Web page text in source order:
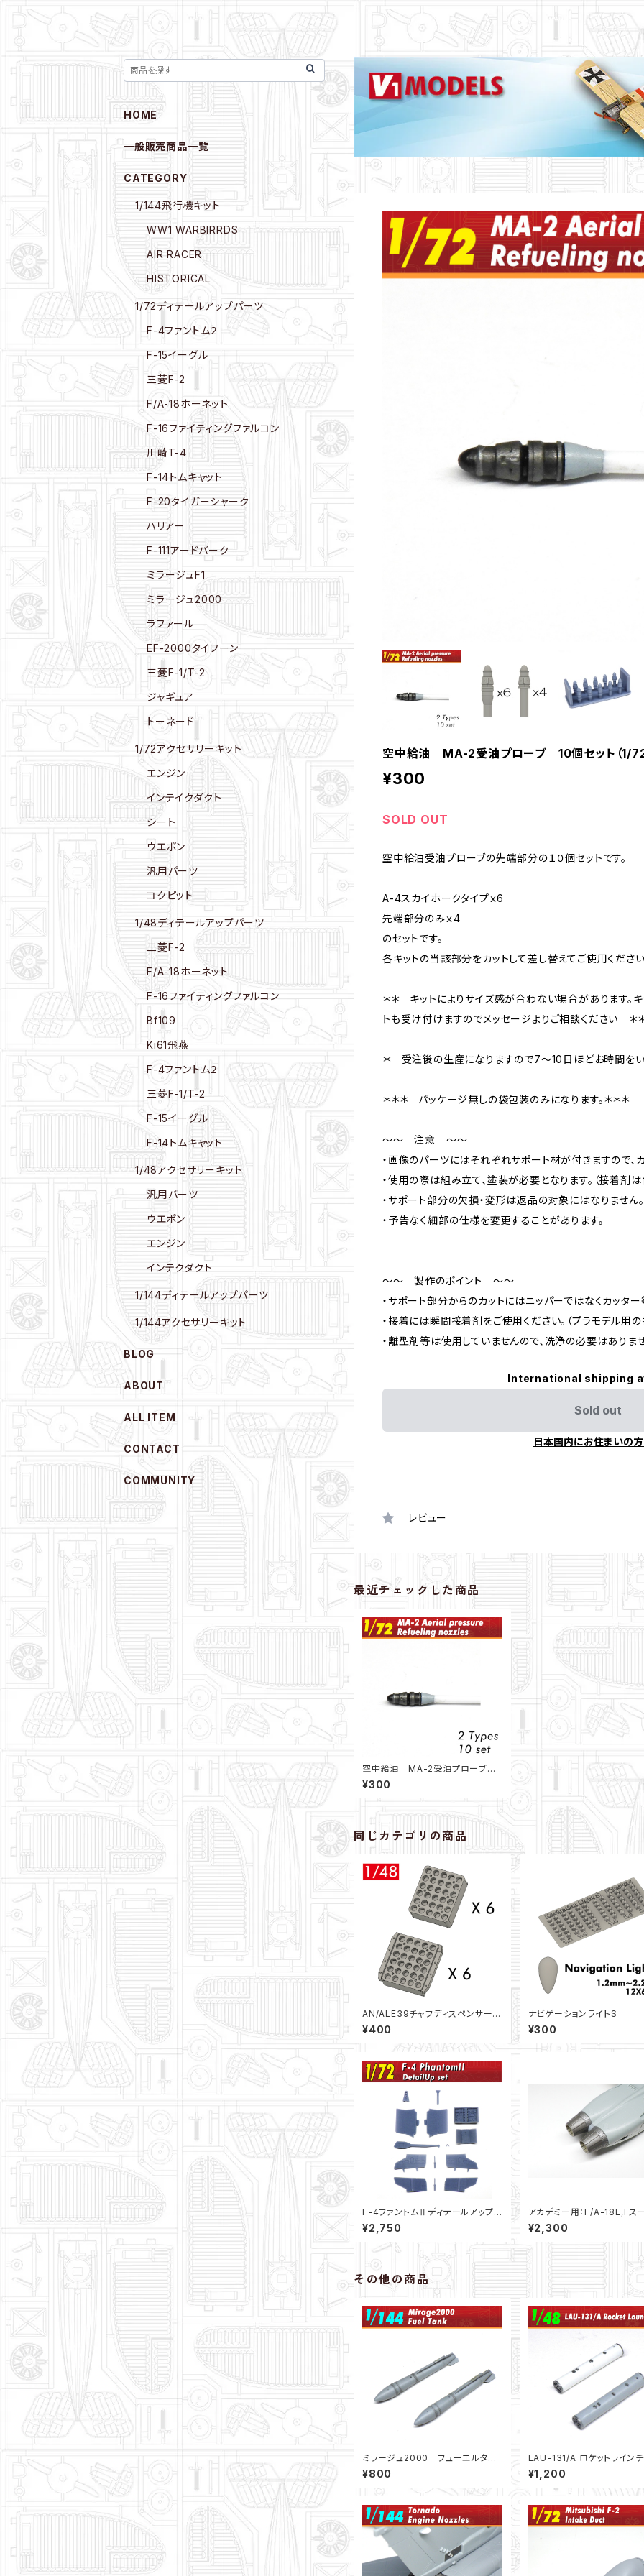
空中給油 MA-2受油プローブ 10個セット（1/72
¥300
SOLD OUT
空中給油受油プローブの先端部分の１０個セットです。
A-4スカイホークタイプｘ6
先端部分のみｘ4
のセットです。
各キットの当該部分をカットして差し替えてご使用ください
＊＊ キットによりサイズ感が合わない場合があります。
トも受け付けますのでメッセージよりご相談ください ＊
＊ 受注後の生産になりますので7～10日ほどお時間をい
＊＊＊ パッケージ無しの袋包装のみになります。＊＊＊
～～ 注意 ～～
・画像のパーツにはそれぞれサポート材が付きますので、
・使用の際は組み立て、塗装が必要となります。（接着剤は
・サポート部分の欠損・変形は返品の対象にはなりません。
・予告なく細部の仕様を変更することがあります。
～～ 製作のポイント ～～
・サポート部分からのカットにはニッパーではなくカッタ
・接着には瞬間接着剤をご使用ください。（プラモデル用
・離型剤等は使用していませんので、洗浄の必要はありま
International shipping
Sold out
日本国内にお住まいの
レビュー
最近チェックした商品
空中給油 MA-2受油プローブ 1
0個セット（1/72）
¥300
同じカテゴリの商品
AN/ALE39チャフディスペンサー1
2個セット（1/48）
¥400
ナビゲーションライトS
¥300
F-4ファントムⅡディテールアップセ
ット（1/72）
¥2,750
アカデミー用：F/A-18E,Fス
ホーネットエンジンノズル”
無し”（1/72）
¥2,300
その他の商品
ミラージュ2000 フューエルタン
ク（1/144）：F-toys用
¥800
LAU-131/A ロケットライン
ー ２本セット(1/48)
¥1,200
HOME
一般販売商品一覧
CATEGORY
1/144飛行機キット
WW1 WARBIRRDS
AIR RACER
HISTORICAL
1/72ディテールアップパーツ
F-4ファントム２
F-15イーグル
三菱F-2
F/A-18ホーネット
F-16ファイティングファルコン
川崎T-4
F-14トムキャット
F-20タイガーシャーク
ハリアー
F-111アードバーク
ミラージュF1
ミラージュ2000
ラファール
EF-2000タイフーン
三菱F-1/T-2
ジャギュア
トーネード
1/72アクセサリーキット
エンジン
インテイクダクト
シート
ウエポン
汎用パーツ
コクピット
1/48ディテールアップパーツ
三菱F-2
F/A-18ホーネット
F-16ファイティングファルコン
Bf109
Ki61飛燕
F-4ファントム２
三菱F-1/T-2
F-15イーグル
F-14トムキャット
1/48アクセサリーキット
汎用パーツ
ウエポン
エンジン
インテクダクト
1/144ディテールアップパーツ
1/144アクセサリーキット
BLOG
ABOUT
ALL ITEM
CONTACT
COMMUNITY